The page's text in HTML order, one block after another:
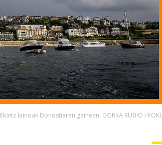
Ekaitz lainoak Donostiaren gainean. GORKA RUBIO /